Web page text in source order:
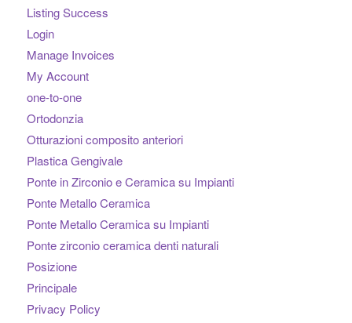
Listing Success
Login
Manage Invoices
My Account
one-to-one
Ortodonzia
Otturazioni composito anteriori
Plastica Gengivale
Ponte in Zirconio e Ceramica su Impianti
Ponte Metallo Ceramica
Ponte Metallo Ceramica su Impianti
Ponte zirconio ceramica denti naturali
Posizione
Principale
Privacy Policy